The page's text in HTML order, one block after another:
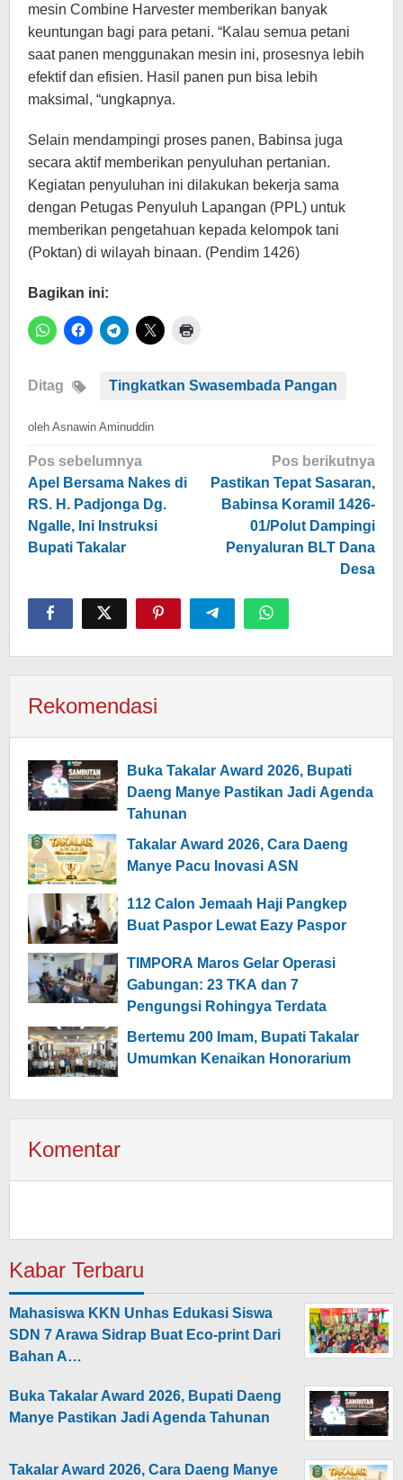
mesin Combine Harvester memberikan banyak
keuntungan bagi para petani. “Kalau semua petani
saat panen menggunakan mesin ini, prosesnya lebih
efektif dan efisien. Hasil panen pun bisa lebih
maksimal, “ungkapnya.
Selain mendampingi proses panen, Babinsa juga
secara aktif memberikan penyuluhan pertanian.
Kegiatan penyuluhan ini dilakukan bekerja sama
dengan Petugas Penyuluh Lapangan (PPL) untuk
memberikan pengetahuan kepada kelompok tani
(Poktan) di wilayah binaan. (Pendim 1426)
Bagikan ini:
Ditag Tingkatkan Swasembada Pangan
oleh Asnawin Aminuddin
Navigasi
pos
Pos sebelumnya
Apel Bersama Nakes di
RS. H. Padjonga Dg.
Ngalle, Ini Instruksi
Bupati Takalar
Pos berikutnya
Pastikan Tepat Sasaran,
Babinsa Koramil 1426-
01/Polut Dampingi
Penyaluran BLT Dana
Desa
Rekomendasi
Buka Takalar Award 2026, Bupati
Daeng Manye Pastikan Jadi Agenda
Tahunan
Takalar Award 2026, Cara Daeng
Manye Pacu Inovasi ASN
112 Calon Jemaah Haji Pangkep
Buat Paspor Lewat Eazy Paspor
TIMPORA Maros Gelar Operasi
Gabungan: 23 TKA dan 7
Pengungsi Rohingya Terdata
Bertemu 200 Imam, Bupati Takalar
Umumkan Kenaikan Honorarium
Komentar
Kabar Terbaru
Mahasiswa KKN Unhas Edukasi Siswa
SDN 7 Arawa Sidrap Buat Eco-print Dari
Bahan A…
Buka Takalar Award 2026, Bupati Daeng
Manye Pastikan Jadi Agenda Tahunan
Takalar Award 2026, Cara Daeng Manye